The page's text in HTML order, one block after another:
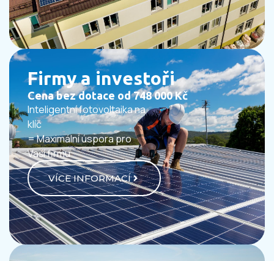
Firmy a investoři
Cena bez dotace od 748 000 Kč
Inteligentní fotovoltaika na
klíč
= Maximální úspora pro
Vaší firmu
VÍCE INFORMACÍ